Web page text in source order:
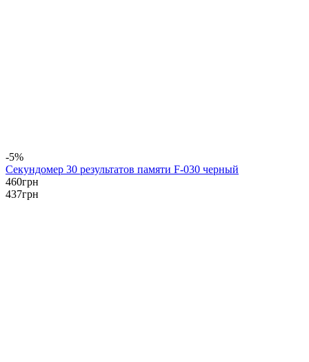
-5%
Секундомер 30 результатов памяти F-030 черный
460грн
437грн